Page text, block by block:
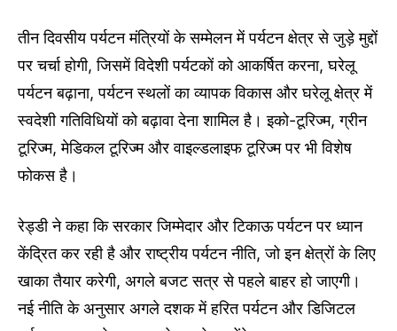
तीन दिवसीय पर्यटन मंत्रियों के सम्मेलन में पर्यटन क्षेत्र से जुड़े मुद्दों
पर चर्चा होगी, जिसमें विदेशी पर्यटकों को आकर्षित करना, घरेलू
पर्यटन बढ़ाना, पर्यटन स्थलों का व्यापक विकास और घरेलू क्षेत्र में
स्वदेशी गतिविधियों को बढ़ावा देना शामिल है। इको-टूरिज्म, ग्रीन
टूरिज्म, मेडिकल टूरिज्म और वाइल्डलाइफ टूरिज्म पर भी विशेष
फोकस है।
रेड्डी ने कहा कि सरकार जिम्मेदार और टिकाऊ पर्यटन पर ध्यान
केंद्रित कर रही है और राष्ट्रीय पर्यटन नीति, जो इन क्षेत्रों के लिए
खाका तैयार करेगी, अगले बजट सत्र से पहले बाहर हो जाएगी।
नई नीति के अनुसार अगले दशक में हरित पर्यटन और डिजिटल